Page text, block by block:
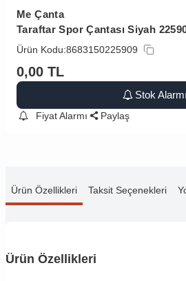
Me Çanta
Taraftar Spor Çantası Siyah
Ürün Kodu:8683150225909
0,00 TL
Stok Alarmı
Fiyat Alarmı Paylaş
Ürün Özellikleri Taksit Seçenekleri
Ürün Özellikleri